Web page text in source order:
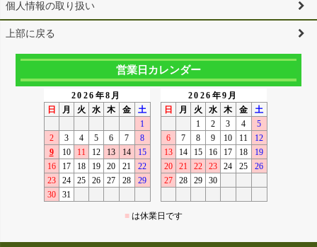
個人情報の取り扱い
上部に戻る
営業日カレンダー